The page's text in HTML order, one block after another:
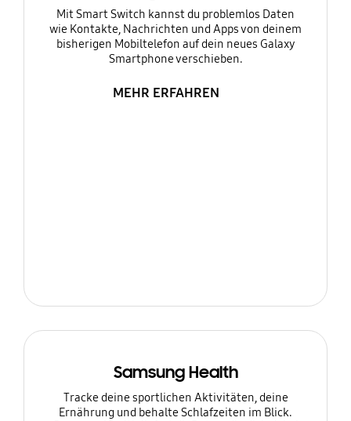
Mit Smart Switch kannst du problemlos Daten
wie Kontakte, Nachrichten und Apps von deinem
bisherigen Mobiltelefon auf dein neues Galaxy
Smartphone verschieben.
MEHR ERFAHREN
Samsung Health
Tracke deine sportlichen Aktivitäten, deine
Ernährung und behalte Schlafzeiten im Blick.